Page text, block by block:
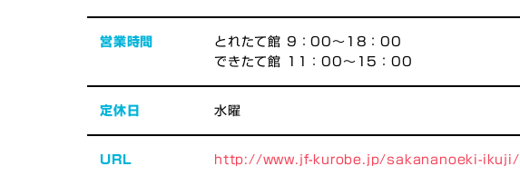
営業時間
とれたて館 9：00～18：00
できたて館 11：00～15：00
定休日 水曜
URL http://www.jf-kurobe.jp/sakananoeki-ikuji/